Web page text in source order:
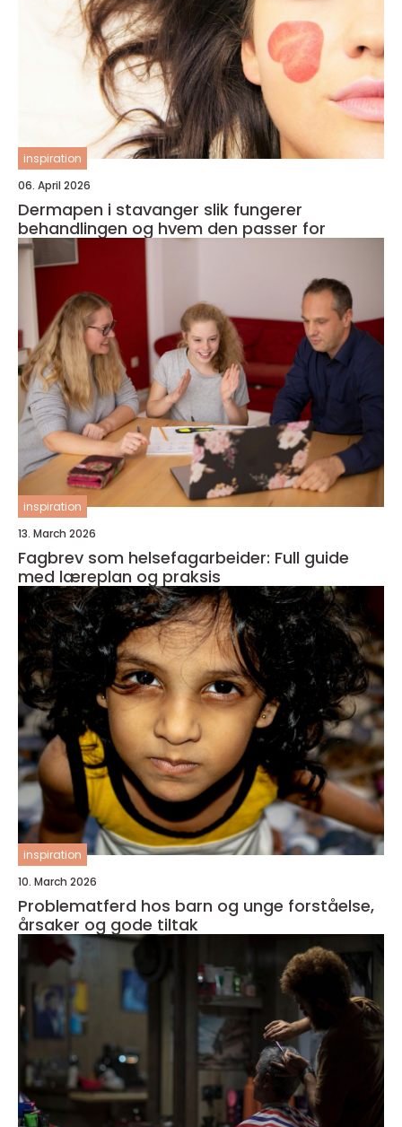
inspiration
06. April 2026
Dermapen i stavanger slik fungerer
behandlingen og hvem den passer for
inspiration
13. March 2026
Fagbrev som helsefagarbeider: Full guide
med læreplan og praksis
inspiration
10. March 2026
Problematferd hos barn og unge forståelse,
årsaker og gode tiltak